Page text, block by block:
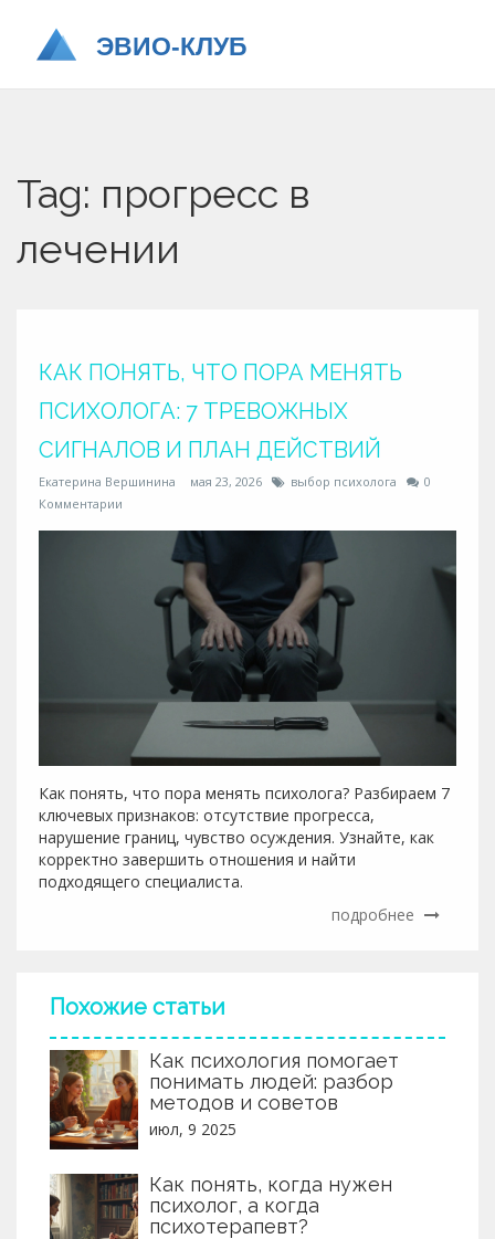
Tag: прогресс в
лечении
КАК ПОНЯТЬ, ЧТО ПОРА МЕНЯТЬ
ПСИХОЛОГА: 7 ТРЕВОЖНЫХ
СИГНАЛОВ И ПЛАН ДЕЙСТВИЙ
Екатерина Вершинина мая 23, 2026 выбор психолога
0
Комментарии
Как понять, что пора менять психолога? Разбираем 7
ключевых признаков: отсутствие прогресса,
нарушение границ, чувство осуждения. Узнайте, как
корректно завершить отношения и найти
подходящего специалиста.
подробнее
Похожие статьи
Как психология помогает
понимать людей: разбор
методов и советов
июл, 9 2025
Как понять, когда нужен
психолог, а когда
психотерапевт?